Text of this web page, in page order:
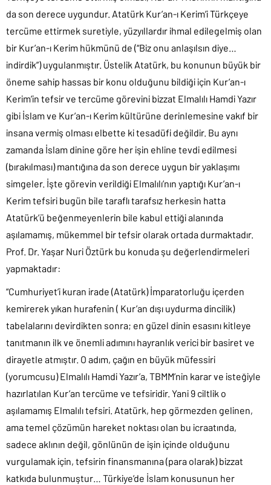
da son derece uygundur. Atatürk Kur’an-ı Kerim’i Türkçeye
tercüme ettirmek suretiyle, yüzyıllardır ihmal edilegelmiş olan
bir Kur’an-ı Kerim hükmünü de (“Biz onu anlaşılsın diye…
indirdik”) uygulanmıştır. Üstelik Atatürk, bu konunun büyük bir
öneme sahip hassas bir konu olduğunu bildiği için Kur’an-ı
Kerim’in tefsir ve tercüme görevini bizzat Elmalılı Hamdi Yazır
gibi İslam ve Kur’an-ı Kerim kültürüne derinlemesine vakıf bir
insana vermiş olması elbette ki tesadüfi değildir. Bu aynı
zamanda İslam dinine göre her işin ehline tevdi edilmesi
(bırakılması) mantığına da son derece uygun bir yaklaşımı
simgeler. İşte görevin verildiği Elmalılı’nın yaptığı Kur’an-ı
Kerim tefsiri bugün bile taraflı tarafsız herkesin hatta
Atatürk’ü beğenmeyenlerin bile kabul ettiği alanında
aşılamamış, mükemmel bir tefsir olarak ortada durmaktadır.
Prof. Dr. Yaşar Nuri Öztürk bu konuda şu değerlendirmeleri
yapmaktadır:
“Cumhuriyet’i kuran irade (Atatürk) İmparatorluğu içerden
kemirerek yıkan hurafenin ( Kur’an dışı uydurma dincilik)
tabelalarını devirdikten sonra; en güzel dinin esasını kitleye
tanıtmanın ilk ve önemli adımını hayranlık verici bir basiret ve
dirayetle atmıştır. O adım, çağın en büyük müfessiri
(yorumcusu) Elmalılı Hamdi Yazır’a, TBMM’nin karar ve isteğiyle
hazırlatılan Kur’an tercüme ve tefsiridir. Yani 9 ciltlik o
aşılamamış Elmalılı tefsiri. Atatürk, hep görmezden gelinen,
ama temel çözümün hareket noktası olan bu icraatında,
sadece aklının değil, gönlünün de işin içinde olduğunu
vurgulamak için, tefsirin finansmanına (para olarak) bizzat
katkıda bulunmuştur… Türkiye’de İslam konusunun her